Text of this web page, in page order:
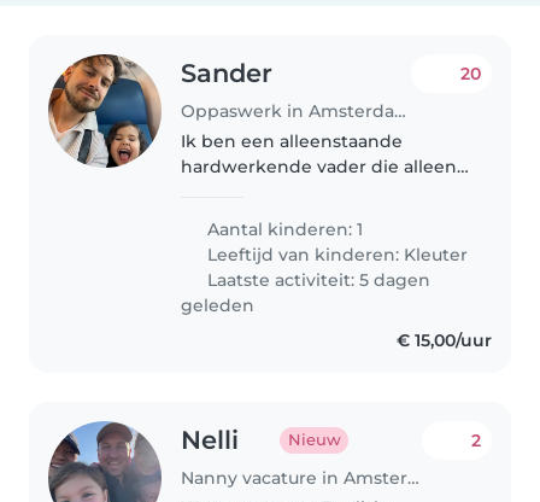
Sander
Oppaswerk in Amsterdam
20
Ik ben een alleenstaande
hardwerkende vader die alleen
Aantal kinderen: 1
Leeftijd van kinderen: Kleuter
Laatste activiteit: 5 dagen
geleden
€ 15,00/uur
Nelli Nieuw
Nanny vacature in Amsterdam
2